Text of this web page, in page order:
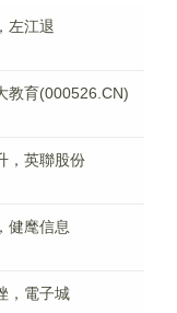
左江退
教育(000526.CN)
，英聯股份
健麾信息
，電子城